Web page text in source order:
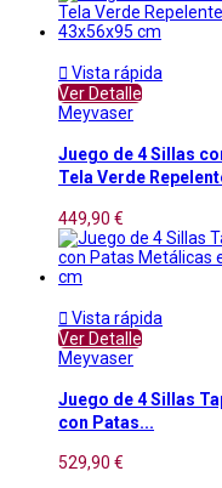
 Vista rápida
Ver Detalle
Meyvaser
Juego de 4 Sillas
Tela Verde
449,90 €
 Vista rápida
Ver Detalle
Meyvaser
Juego de 4 Sillas
con Patas...
529,90 €